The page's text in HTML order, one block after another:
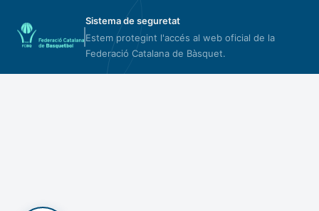
Sistema de seguretat
Estem protegint l'accés al web oficial de la
Federació Catalana de Bàsquet.